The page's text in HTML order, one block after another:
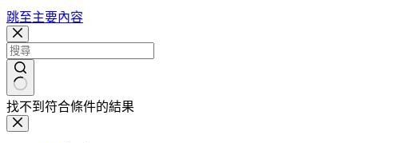
跳至主要內容
找不到符合條件的結果